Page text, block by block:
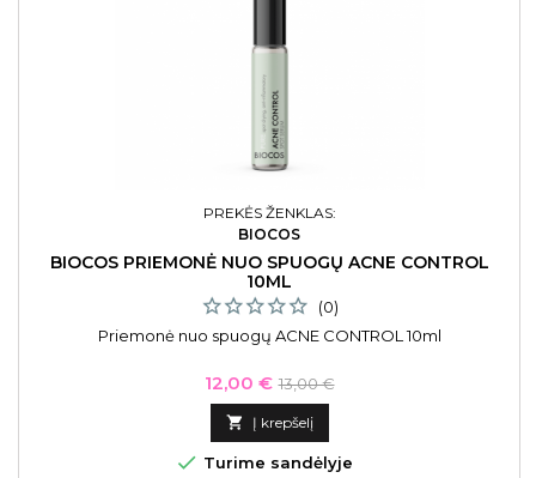
PREKĖS ŽENKLAS:
BIOCOS
BIOCOS PRIEMONĖ NUO SPUOGŲ ACNE CONTROL
10ML
(0)
Priemonė nuo spuogų ACNE CONTROL 10ml
Kaina
12,00 € Bazinė
kaina
13,00 €
 Į krepšelį
 Turime sandėlyje